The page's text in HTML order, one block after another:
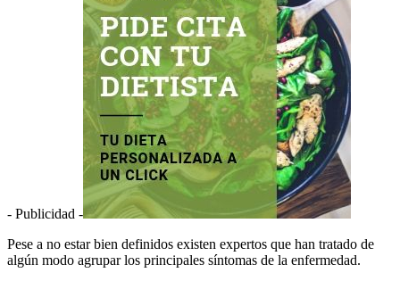
- Publicidad -
Pese a no estar bien definidos existen expertos que han tratado de
algún modo agrupar los principales síntomas de la enfermedad.